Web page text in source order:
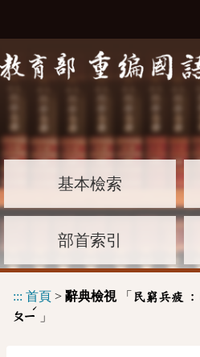
基本檢索
部首索引
::: 首頁 > 辭典檢視「 民窮兵疲 :
ㄆㄧ
ˊ
」